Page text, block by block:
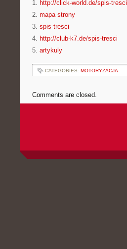
1. http://click-world.de/spis-tresci
2. mapa strony
3. spis tresci
4. http://club-k7.de/spis-tresci
5. artykuly
CATEGORIES: MOTORYZACJA
Comments are closed.